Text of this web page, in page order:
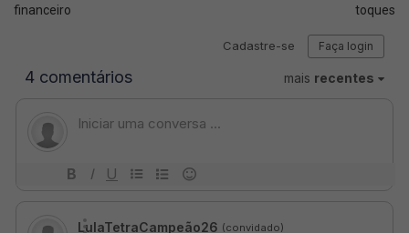
financeiro
toques